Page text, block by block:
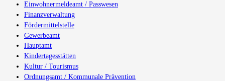
Einwohnermeldeamt / Passwesen
Finanzverwaltung
Fördermittelstelle
Gewerbeamt
Hauptamt
Kindertagesstätten
Kultur / Tourismus
Ordnungsamt / Kommunale Prävention